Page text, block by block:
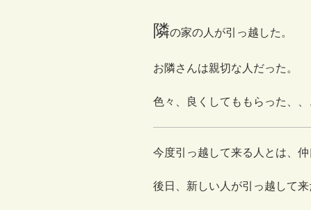
隣の家の人が引っ越した。
お隣さんは親切な人だった。
色々、良くしてももらった、、
今度引っ越して来る人とは、
後日、新しい人が引っ越して来